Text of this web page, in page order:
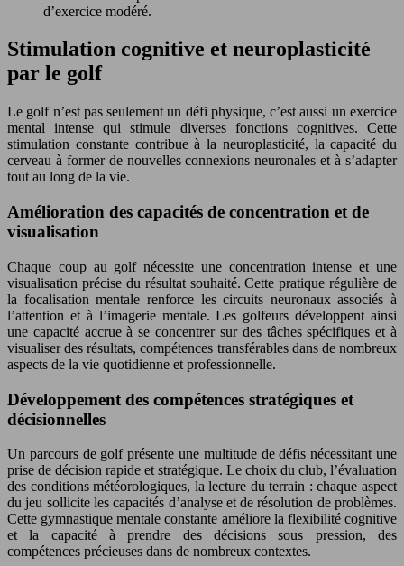
d’exercice modéré.
Stimulation cognitive et neuroplasticité
par le golf
Le golf n’est pas seulement un défi physique, c’est aussi un exercice
mental intense qui stimule diverses fonctions cognitives. Cette
stimulation constante contribue à la neuroplasticité, la capacité du
cerveau à former de nouvelles connexions neuronales et à s’adapter
tout au long de la vie.
Amélioration des capacités de concentration et de
visualisation
Chaque coup au golf nécessite une concentration intense et une
visualisation précise du résultat souhaité. Cette pratique régulière de
la focalisation mentale renforce les circuits neuronaux associés à
l’attention et à l’imagerie mentale. Les golfeurs développent ainsi
une capacité accrue à se concentrer sur des tâches spécifiques et à
visualiser des résultats, compétences transférables dans de nombreux
aspects de la vie quotidienne et professionnelle.
Développement des compétences stratégiques et
décisionnelles
Un parcours de golf présente une multitude de défis nécessitant une
prise de décision rapide et stratégique. Le choix du club, l’évaluation
des conditions météorologiques, la lecture du terrain : chaque aspect
du jeu sollicite les capacités d’analyse et de résolution de problèmes.
Cette gymnastique mentale constante améliore la flexibilité cognitive
et la capacité à prendre des décisions sous pression, des
compétences précieuses dans de nombreux contextes.